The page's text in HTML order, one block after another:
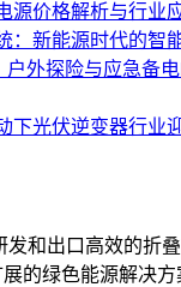
源价格解析与行业
：新能源时代的智
户外探险与应急备
下光伏逆变器行业
发和出口高效的折
的绿色能源解决